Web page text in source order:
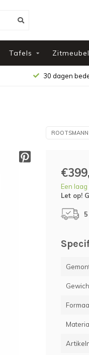
Tafels
30 dagen
ROOTSMANN
Een
Let op!